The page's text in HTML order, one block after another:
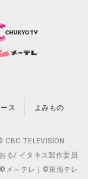
ス よみもの
TELEVISION
る/ イタキス製作委員
メ～テレ｜©東海テレ